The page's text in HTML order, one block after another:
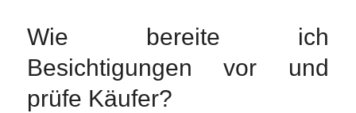
Wie bereite ich
Besichtigungen vor und
prüfe Käufer?